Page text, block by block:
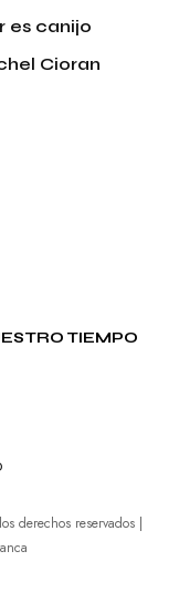
es canijo
Cioran
TIEMPO
derechos reservados |